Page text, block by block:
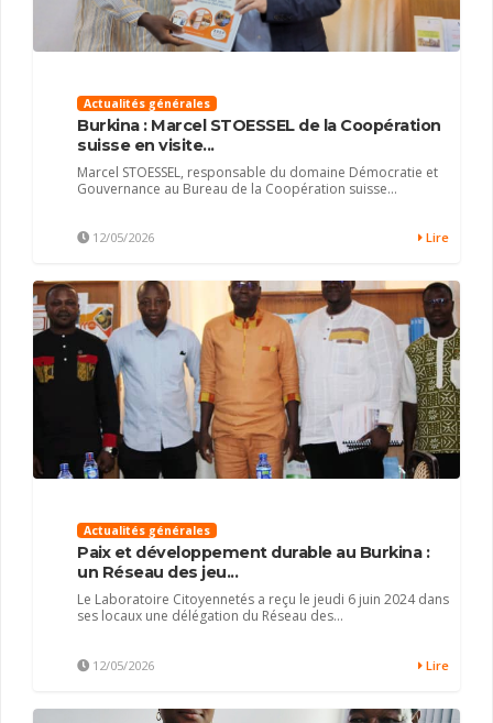
Actualités générales
Burkina : Marcel STOESSEL de la Coopération
suisse en visite...
Marcel STOESSEL, responsable du domaine Démocratie et
Gouvernance au Bureau de la Coopération suisse...
12/05/2026 Lire
Actualités générales
Paix et développement durable au Burkina :
un Réseau des jeu...
Le Laboratoire Citoyennetés a reçu le jeudi 6 juin 2024 dans
ses locaux une délégation du Réseau des...
12/05/2026 Lire